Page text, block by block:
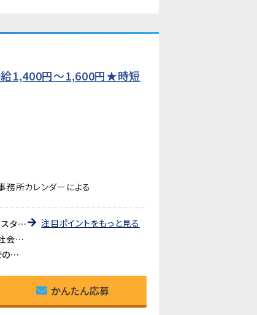
給1,400円〜1,600円★時短
務所カレンダーによる
《未経験歓迎・先輩が丁寧に教えます》教育研修制度が充実しているので、製造・検査業務が初めての方も安心してスタートできます。アットホームな職場で長く働きやすい環境です。
《医療・バイオ分野の製品に携われるやりがい》医療やバイオ分野で使用されるマイクロ流路チップの品質を守る、社会に貢献できるお仕事です。クリーンルームでの作業で清潔な環境が保たれています。
《時短勤務も相談可》家庭や育児との両立を考えている方も歓迎。時短勤務のご相談に対応しています。家庭都合での休みも取りやすい職場です。
注目ポイントをもっと見る
かんたん応募